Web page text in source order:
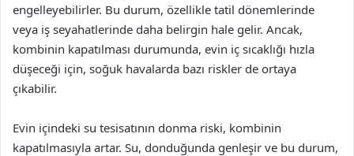
engelleyebilirler. Bu durum, özellikle tatil dönemlerinde
veya iş seyahatlerinde daha belirgin hale gelir. Ancak,
kombinin kapatılması durumunda, evin iç sıcaklığı hızla
düşeceği için, soğuk havalarda bazı riskler de ortaya
çıkabilir.
Evin içindeki su tesisatının donma riski, kombinin
kapatılmasıyla artar. Su, donduğunda genleşir ve bu durum,